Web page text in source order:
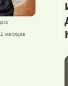
месяцев